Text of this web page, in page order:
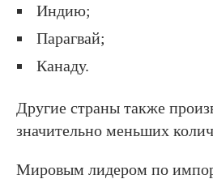
Индию;
Парагвай;
Канаду.
Другие страны также
значительно меньших
Мировым лидером по